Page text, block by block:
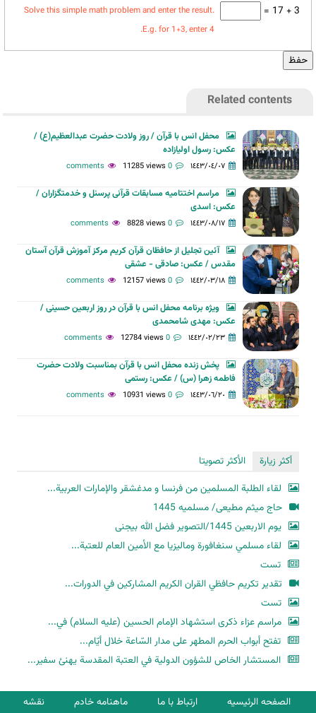
3 + 17 =
Solve this simple math problem and enter the result.
E.g. for 1+3, enter 4.
Related contents
محفل انس با قرآن / روز ولادت حضرت عبدالعظیم(ع) /
عکس: رسول اولیازاده
١٤٤٣/٠٤/٠٧ 0 comments
11285 views
مراسم اختتامیه مسابقات قرآنی پرسنل و خدمتگزاران /
عکس: اسدی
١٤٤٣/٠٨/١٧ 0 comments
8828 views
آئین تجلیل از حافظان قرآن کریم مرکز آموزش قرآن آستان
مقدس / عکس: صادقی - عشقی
١٤٤٢/٠٣/١٨ 0 comments
12157 views
ویژه برنامه محفل انس با قرآن در روز اربعین حسینی /
عکس: مهدی شامحمدی
١٤٤٢/٠٢/٢٣ 0 comments
12784 views
پخش زنده محفل انس با قرآن بمناسبت ولادت حضرت
فاطمه زهرا (س) / عکس: رستمی
١٤٤٣/٠٦/٢٠ 0 comments
10931 views
أكثر زيارة
الأكثر تصويتا
لقاء الطلبة المسلمين من فرنسا و مدغشقر والإمارات العربية...
حاج میثم مطیعی/ مسلمیه 1445
یوم الاربعین 1445/التصویر فضل الله بیجنی
لقاء مسلمي سنغافورة وماليزيا مع الأمين العام للعتبة...
تست
تقدير تكريم حافظي القران الكريم المشاركين في الدورات...
تست
مراسم عزاء ذكرى استشهاد الإمام الحسين (عليه السلام) في...
تفتح أبواب الحرم المطهر على مدار السّاعة خلال أيّام...
المستشار الخاص للشؤون الدولية في العتبة المقدسة يهنئ سفير...
الصفحه الرئیسیه ارتباط با ما ماهنامه خادم نقشه